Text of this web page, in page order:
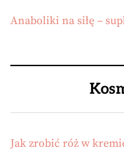
Anaboliki na siłę –
Jak zrobić róż w